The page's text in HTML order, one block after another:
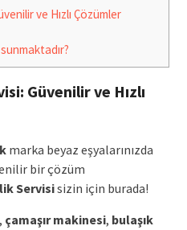
ve Hızlı Çözümler
Güvenilir ve Hızlı
marka beyaz eşyalarınızda
bir çözüm
Servisisizin için burada!
, çamaşır makinesi, bulaşık